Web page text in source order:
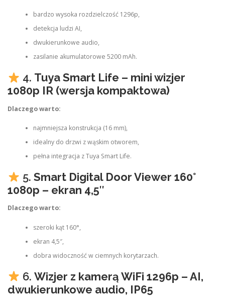
bardzo wysoka rozdzielczość 1296p,
detekcja ludzi AI,
dwukierunkowe audio,
zasilanie akumulatorowe 5200 mAh.
4. Tuya Smart Life – mini wizjer
1080p IR (wersja kompaktowa)
Dlaczego warto:
najmniejsza konstrukcja (16 mm),
idealny do drzwi z wąskim otworem,
pełna integracja z Tuya Smart Life.
5. Smart Digital Door Viewer 160°
1080p – ekran 4,5″
Dlaczego warto:
szeroki kąt 160°,
ekran 4,5″,
dobra widoczność w ciemnych korytarzach.
6. Wizjer z kamerą WiFi 1296p – AI,
dwukierunkowe audio, IP65